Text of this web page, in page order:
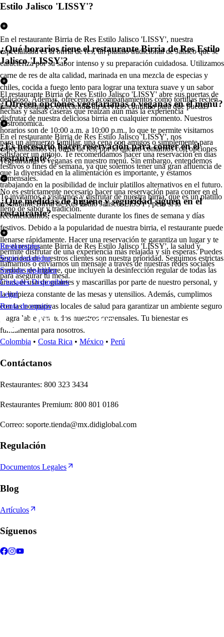
Estilo Jalisco 'LISSY'?
En el restaurante Birria de Res Estilo Jalisco 'LISSY', nuestra
especialidad es la birria de res, un platillo tradicional de Jalisco que se
caracteriza por su sabor intenso y su preparación cuidadosa. Utilizamos
carne de res de alta calidad, marinada en una mezcla de especias y
chiles, cocida a fuego lento para lograr una textura suave y un sabor
delicioso. Además, ofrecemos acompañamientos como tortillas recién
hechas y salsas caseras que realzan aún más la experiencia
gastronómica.
¿Qué horarios tiene el restaurante Birria de Res Estilo
Jalisco 'LISSY'?
El restaurante Birria de Res Estilo Jalisco 'LISSY' abre sus puertas de
lunes a domingo, ofreciendo un servicio continuo para que puedas
disfrutar de nuestra deliciosa birria en cualquier momento. Nuestros
horarios son de 10:00 a.m. a 10:00 p.m., lo que te permite visitarnos
para un almuerzo familiar, una cena con amigos o simplemente para
satisfacer un antojo. Te recomendamos hacer una reservación en días
festivos o fines de semana, ya que solemos tener una gran afluencia de
comensales.
¿Ofrecen opciones vegetarianas o veganas en el menú?
En el restaurante Birria de Res Estilo Jalisco 'LISSY', nos
especializamos en birria de res, por lo que no contamos con opciones
vegetarianas o veganas en nuestro menú. Sin embargo, entendemos
que la diversidad en la alimentación es importante, y estamos
trabajando en la posibilidad de incluir platillos alternativos en el futuro.
Te invitamos a visitarnos y disfrutar de nuestra birria, que es un platillo
lleno de sabor y tradición.
¿Es necesario hacer reservación para comer en el
restaurante?
No es estrictamente necesario hacer una reservación para comer en el
restaurante Birria de Res Estilo Jalisco 'LISSY', pero sí lo
recomendamos, especialmente durante los fines de semana y días
festivos. Debido a la popularidad de nuestra birria, el restaurante puede
llenarse rápidamente. Hacer una reservación te garantiza un lugar y te
permite disfrutar de una experiencia más relajada y sin esperas. Puedes
llamarnos o enviarnos un mensaje a través de nuestras redes sociales
para asegurar tu mesa.
¿Qué medidas de higiene y seguridad siguen en el
restaurante?
En el restaurante Birria de Res Estilo Jalisco 'LISSY', la salud y
seguridad de nuestros clientes son nuestra prioridad. Seguimos estrictas
medidas de higiene, que incluyen la desinfección regular de todas las
áreas, el uso de guantes y mascarillas por parte de nuestro personal, y
la limpieza constante de las mesas y utensilios. Además, cumplimos
con las normativas locales de salud para garantizar un ambiente seguro
y agradable para todos nuestros comensales. Tu bienestar es
fundamental para nosotros.
Restaurantes
Socio repartidor
Soporte repartidor
Ciudades Disponibles
Legal
Renta de equipo
Colombia • Costa Rica • México • Perú
Contáctanos
Restaurantes: 800 323 3434
Restaurantes Premium: 800 801 0186
Correo: soporte.tienda@mx.didiglobal.com
Regulación
Documentos Legales
Blog
Artículos
Síguenos